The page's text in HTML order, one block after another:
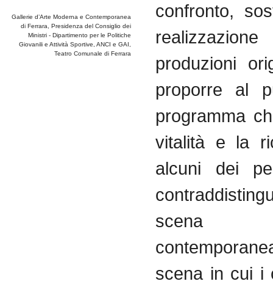
Gallerie d’Arte Moderna e Contemporanea
di Ferrara, Presidenza del Consiglio dei
Ministri - Dipartimento per le Politiche
Giovanili e Attività Sportive, ANCI e GAI,
Teatro Comunale di Ferrara
confronto,
produzioni
proporre al
programma
vitalità e la
alcuni dei
scena
scena in cui i